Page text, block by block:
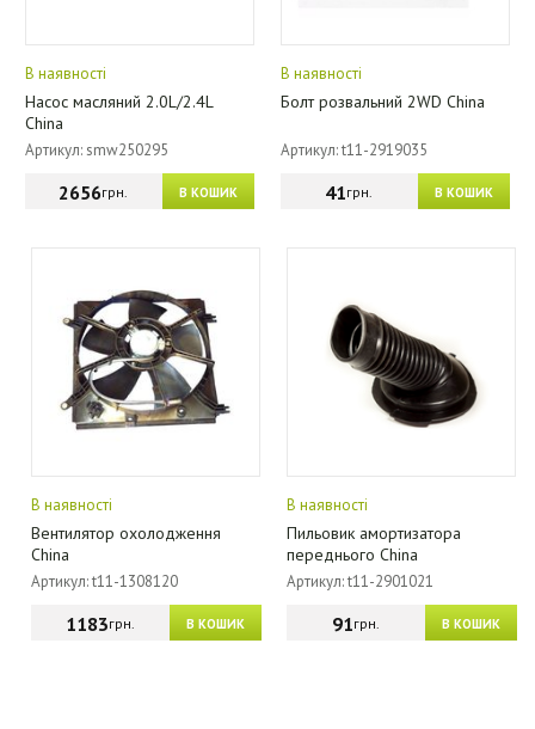
В наявності
Насос масляний 2.0L/2.4L
China
Артикул: smw250295
В КОШИК
2656грн.
В наявності
Болт розвальний 2WD China
Артикул: t11-2919035
В КОШИК
41грн.
В наявності
Вентилятор охолодження
China
Артикул: t11-1308120
В КОШИК
1183грн.
В наявності
Пильовик амортизатора
переднього China
Артикул: t11-2901021
В КОШИК
91грн.